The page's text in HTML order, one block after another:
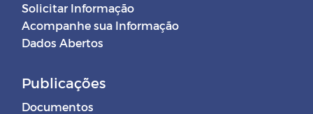
Solicitar Informação
Acompanhe sua Informação
Dados Abertos
Publicações
Documentos